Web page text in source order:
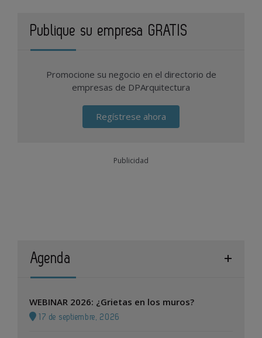
Publique su empresa GRATIS
Promocione su negocio en el directorio de
empresas de DPArquitectura
Regístrese ahora
Publicidad
Agenda
WEBINAR 2026: ¿Grietas en los muros?
17 de septiembre, 2026